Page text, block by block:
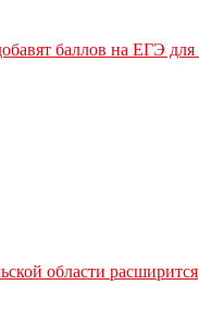
баллов на ЕГЭ для
области расширится